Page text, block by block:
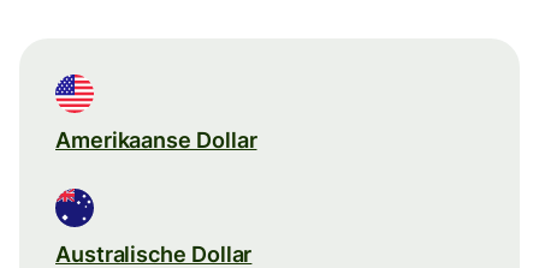
Amerikaanse Dollar
Australische Dollar